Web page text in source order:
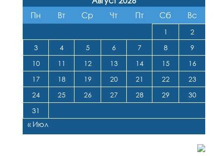
Пн
Вт Ср Чт Пт Сб Вс
1
2
3
4 5 6 7 8
9
10
11 12 13 14 15
16
17
18 19 20 21 22
23
24
25 26 27 28 29
30
31
« Июл